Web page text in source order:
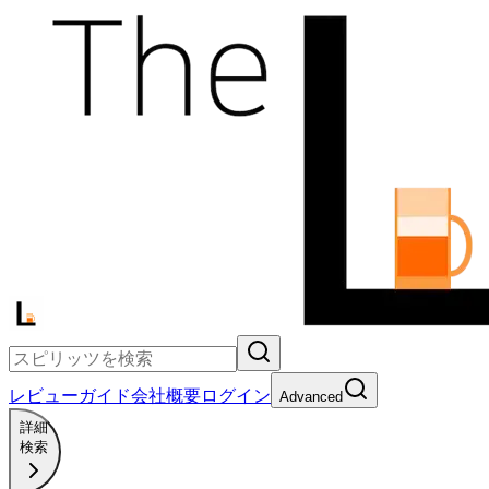
レビューガイド会社概要ログイン Advanced
詳細
検索